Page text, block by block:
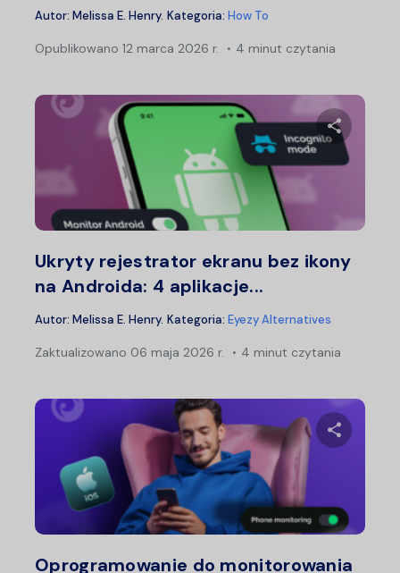
Autor: Melissa E. Henry. Kategoria: How To
Opublikowano 12 marca 2026 r. 4 minut czytania
Ukryty rejestrator ekranu bez ikony
na Androida: 4 aplikacje...
Autor: Melissa E. Henry. Kategoria: Eyezy Alternatives
Zaktualizowano 06 maja 2026 r. 4 minut czytania
Oprogramowanie do monitorowania